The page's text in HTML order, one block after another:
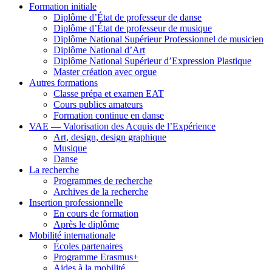
Formation initiale
Diplôme d’État de professeur de danse
Diplôme d’État de professeur de musique
Diplôme National Supérieur Professionnel de musicien
Diplôme National d’Art
Diplôme National Supérieur d’Expression Plastique
Master création avec orgue
Autres formations
Classe prépa et examen EAT
Cours publics amateurs
Formation continue en danse
VAE — Valorisation des Acquis de l’Expérience
Art, design, design graphique
Musique
Danse
La recherche
Programmes de recherche
Archives de la recherche
Insertion professionnelle
En cours de formation
Après le diplôme
Mobilité internationale
Écoles partenaires
Programme Erasmus+
Aides à la mobilité